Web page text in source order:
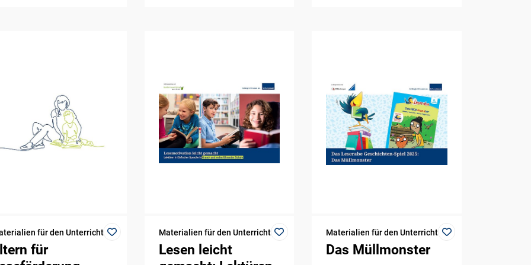
für den Unterricht
für
Materialien für den Unterricht
Lesen leicht
Materialien für den Unterricht
Das Müllmonster